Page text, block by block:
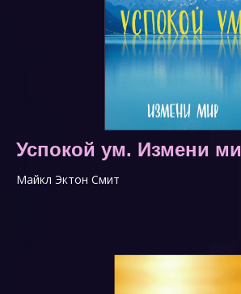
Успокой ум. Измени
Майкл Эктон Смит